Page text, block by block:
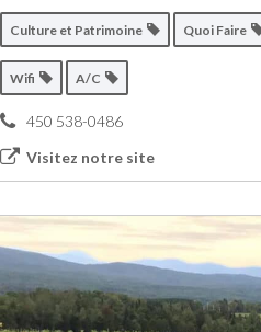
Culture et Patrimoine Quoi Faire
Wifi A/C
450 538-0486
Visitez notre site